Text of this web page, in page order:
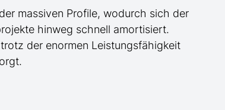
massiven Profile, wodurch sich der
hinweg schnell amortisiert.
der enormen Leistungsfähigkeit